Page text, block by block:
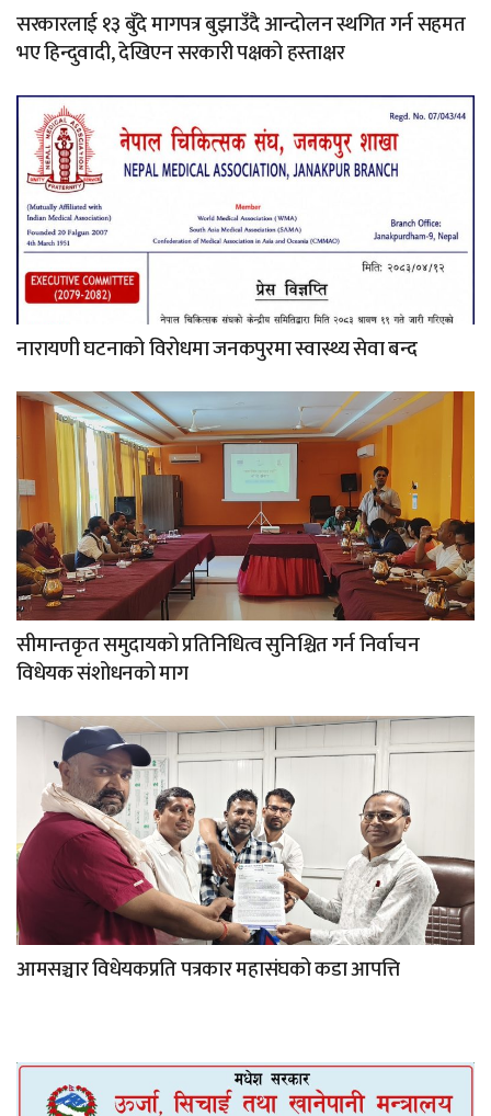
सरकारलाई १३ बुँदे मागपत्र बुझाउँदै आन्दोलन स्थगित गर्न सहमत
भए हिन्दुवादी, देखिएन सरकारी पक्षको हस्ताक्षर
नारायणी घटनाको विरोधमा जनकपुरमा स्वास्थ्य सेवा बन्द
सीमान्तकृत समुदायको प्रतिनिधित्व सुनिश्चित गर्न निर्वाचन
विधेयक संशोधनको माग
आमसञ्चार विधेयकप्रति पत्रकार महासंघको कडा आपत्ति